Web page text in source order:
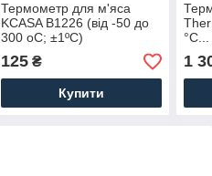
Термометр для м'яса
KCASA B1226 (від -50 до
300 oC; ±1ºС)
125₴
Купити
1